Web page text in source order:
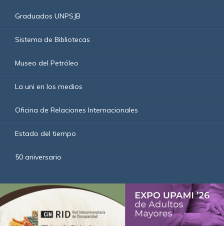
Graduados UNPSJB
Sistema de Bibliotecas
Museo del Petróleo
La uni en los medios
Oficina de Relaciones Internacionales
Estado del tiempo
50 aniversario